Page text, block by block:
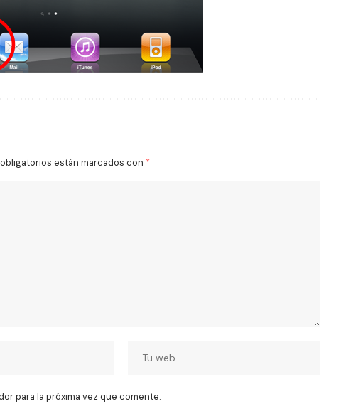
están marcados con *
para la próxima vez que comente.